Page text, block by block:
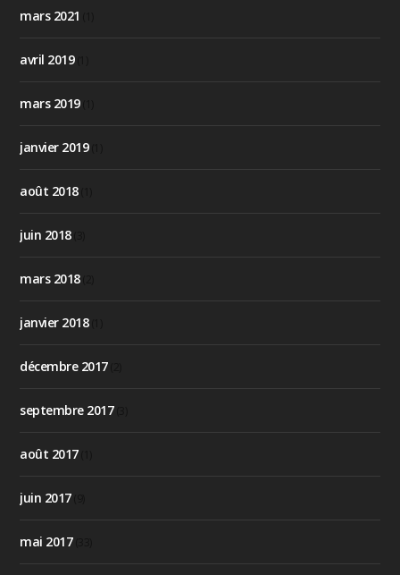
mars 2021
avril 2019(1)
mars 2019(1)
janvier 2019(1)
août 2018(1)
juin 2018(3)
mars 2018(2)
janvier 2018(1)
décembre 2017(2)
septembre 2017(3)
août 2017(1)
juin 2017(9)
mai 2017(33)